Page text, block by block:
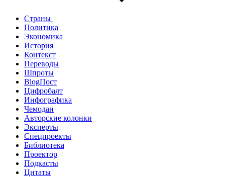
Страны
Политика
Экономика
История
Контекст
Переводы
Шпроты
BlogПост
Цифробалт
Инфографика
Чемодан
Авторские колонки
Эксперты
Спецпроекты
Библиотека
Проектор
Подкасты
Цитаты